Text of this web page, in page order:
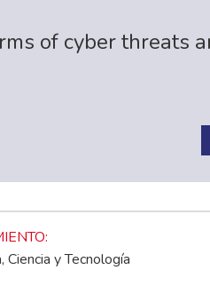
of cyber threats
Ciencia y Tecnología